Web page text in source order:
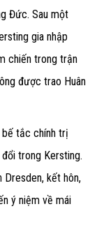
Đức. Sau một
gia nhập
chiến trong trận
được trao Huân
bế tắc chính trị
trong Kersting.
Dresden, kết hôn,
ý niệm về mái